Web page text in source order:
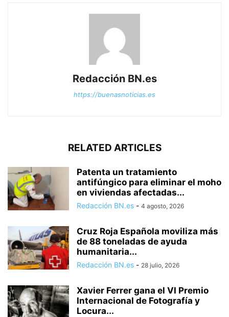
Redacción BN.es
https://buenasnoticias.es
RELATED ARTICLES
Patenta un tratamiento
antifúngico para eliminar el moho
en viviendas afectadas...
Redacción BN.es - 4 agosto, 2026
Cruz Roja Española moviliza más
de 88 toneladas de ayuda
humanitaria...
Redacción BN.es - 28 julio, 2026
Xavier Ferrer gana el VI Premio
Internacional de Fotografía y
Locura...